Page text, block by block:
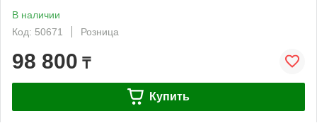
В наличии
Код: 50671
Розница
98 800 ₸
Купить